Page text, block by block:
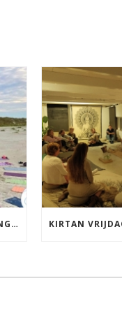
YOGA VAKANTIE TERSCHELLING 17 T/M 19 JULI